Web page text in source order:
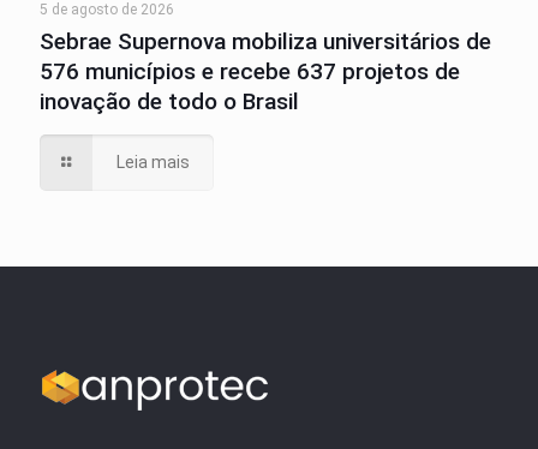
5 de agosto de 2026
Sebrae Supernova mobiliza universitários de
576 municípios e recebe 637 projetos de
inovação de todo o Brasil
Leia mais